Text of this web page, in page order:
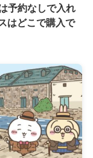
予約なしで入れ
はどこで購入で